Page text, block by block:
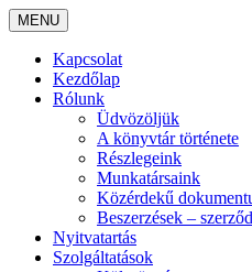
MENU
Kapcsolat
Kezdőlap
Rólunk
Üdvözöljük
A könyvtár története
Részlegeink
Munkatársaink
Közérdekű
Beszerzések –
Nyitvatartás
Szolgáltatások